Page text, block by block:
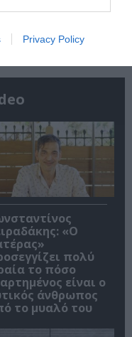
Privacy Policy
«O
πολύ
το πόσο
είναι ο
άνθρωπος
το μυαλό του